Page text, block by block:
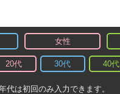
女性
20代 30代 40代
代は初回のみ入力できます。